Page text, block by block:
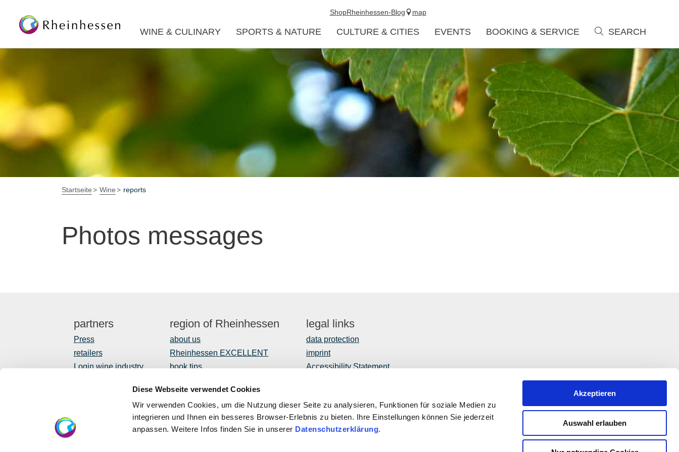
Diese Webseite verwendet Cookies
Wir verwenden Cookies, um die Nutzung dieser Seite zu analysieren, Funktionen für soziale Medien zu
integrieren und Ihnen ein besseres Browser-Erlebnis zu bieten. Ihre Einstellungen können Sie jederzeit
anpassen. Weitere Infos finden Sie in unserer Datenschutzerklärung.
Akzeptieren
Auswahl erlauben
WINE & CULINARY SPORTS & NATURE CULTURE & CITIES EVENTS BOOKING & SERVICE SEARCH
ShopRheinhessen-Blog map
Startseite Wine reports
Photos messages
partners
Press
retailers
Login wine industry
region of Rheinhessen
about us
Rheinhessen EXCELLENT
book tips
Newsletter
regional development
legal links
data protection
imprint
Accessibility Statement